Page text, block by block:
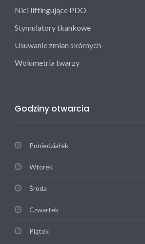
Nici liftingujące PDO
Stymulatory tkankowe
Usuwanie zmian skórnych
Wolumetria twarzy
Godziny otwarcia
Poniedziałek
Wtorek
Środa
Czwartek
Piątek